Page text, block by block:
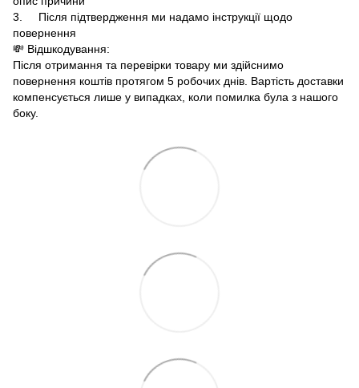
3. Після підтвердження ми надамо інструкції щодо
повернення
💸 Відшкодування:
Після отримання та перевірки товару ми здійснимо
повернення коштів протягом 5 робочих днів. Вартість доставки
компенсується лише у випадках, коли помилка була з нашого
боку.